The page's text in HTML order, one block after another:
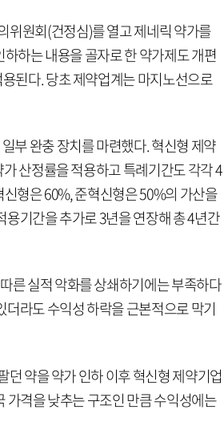
위원회(건정심)를 열고 제네릭 약가를
하는 내용을 골자로 한 약가제도 개편
된다. 당초 제약업계는 마지노선으로
부 완충 장치를 마련했다. 혁신형 제약
산정률을 적용하고 특례기간도 각각 4
형은 60%, 준혁신형은 50%의 가산을
기간을 추가로 3년을 연장해 총 4년간
른 실적 악화를 상쇄하기에는 부족하다
라도 수익성 하락을 근본적으로 막기
던 약을 약가 인하 이후 혁신형 제약기업
가격을 낮추는 구조인 만큼 수익성에는